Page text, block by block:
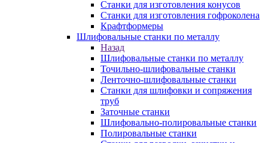
Станки для изготовления конусов
Станки для изготовления гофроколена
Крафтформеры
Шлифовальные станки по металлу
Назад
Шлифовальные станки по металлу
Точильно-шлифовальные станки
Ленточно-шлифовальные станки
Станки для шлифовки и сопряжения
труб
Заточные станки
Шлифовально-полировальные станки
Полировальные станки